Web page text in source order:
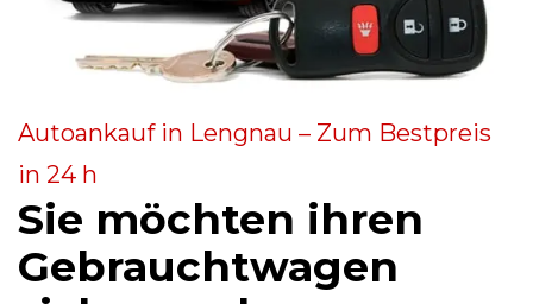
Autoankauf in Lengnau – Zum Bestpreis
in 24 h
Sie möchten ihren
Gebrauchtwagen